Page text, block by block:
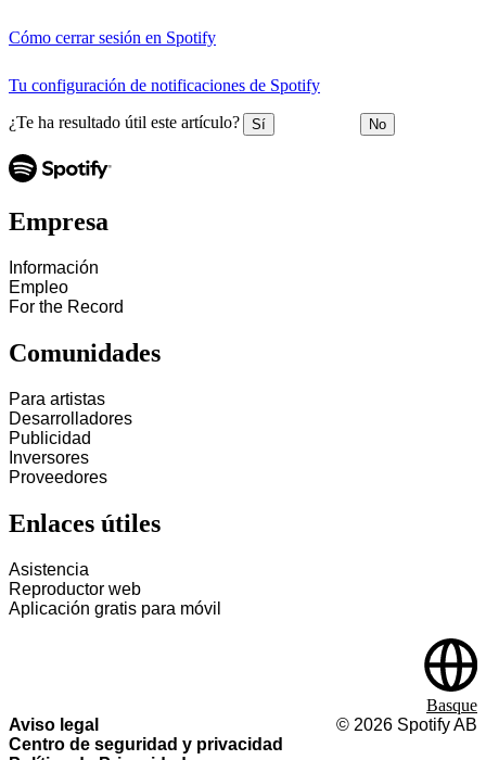
Cómo cerrar sesión en Spotify
Tu configuración de notificaciones de Spotify
¿Te ha resultado útil este artículo? Sí No
Empresa
Información
Empleo
For the Record
Comunidades
Para artistas
Desarrolladores
Publicidad
Inversores
Proveedores
Enlaces útiles
Asistencia
Reproductor web
Aplicación gratis para móvil
Aviso legal
Centro de seguridad y privacidad
© 2026 Spotify AB
Basque